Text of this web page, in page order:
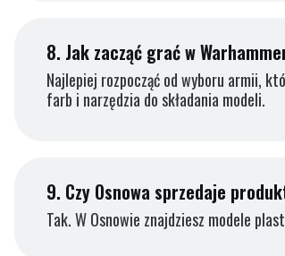
8. Jak zacząć grać w
Najlepiej rozpocząć od wyboru armii,
farb i narzędzia do składania modeli.
9. Czy Osnowa sprzedaje
Tak. W Osnowie znajdziesz modele